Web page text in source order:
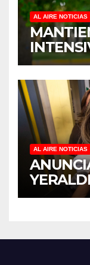
AL AIRE NOTICIAS
DEL
2027
AL AIRE NOTICIAS
LA